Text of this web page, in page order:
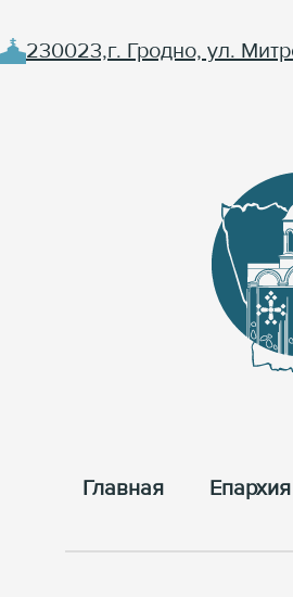
230023,г. Гродно, ул.
Главная Епархия